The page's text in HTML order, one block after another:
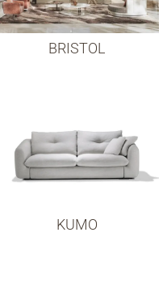
BRISTOL
KUMO